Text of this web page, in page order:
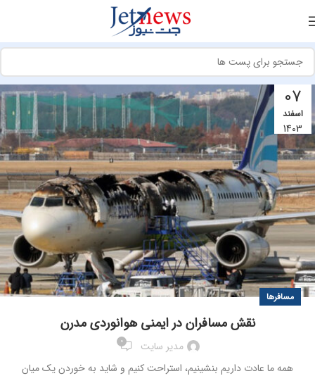
07
اسفند
1403
مسافرها
نقش مسافران در ایمنی هوانوردی مدرن
مدیر سایت 0
همه ما عادت داریم بنشینیم، استراحت کنیم و شاید به خوردن یک میان